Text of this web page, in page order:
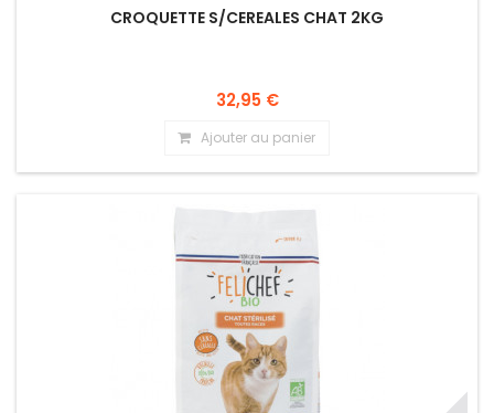
CROQUETTE S/CEREALES CHAT 2KG
32,95 €
Ajouter au panier